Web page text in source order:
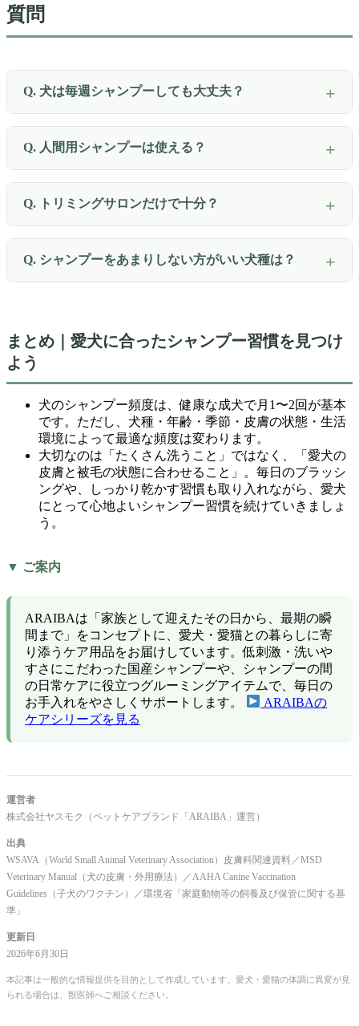
質問
Q. 犬は毎週シャンプーしても大丈夫？
Q. 人間用シャンプーは使える？
Q. トリミングサロンだけで十分？
Q. シャンプーをあまりしない方がいい犬種は？
まとめ｜愛犬に合ったシャンプー習慣を見つけ
よう
犬のシャンプー頻度は、健康な成犬で月1〜2回が基本
です。ただし、犬種・年齢・季節・皮膚の状態・生活
環境によって最適な頻度は変わります。
大切なのは「たくさん洗うこと」ではなく、「愛犬の
皮膚と被毛の状態に合わせること」。毎日のブラッシ
ングや、しっかり乾かす習慣も取り入れながら、愛犬
にとって心地よいシャンプー習慣を続けていきましょ
う。
▼ ご案内
ARAIBAは「家族として迎えたその日から、最期の瞬
間まで」をコンセプトに、愛犬・愛猫との暮らしに寄
り添うケア用品をお届けしています。低刺激・洗いや
すさにこだわった国産シャンプーや、シャンプーの間
の日常ケアに役立つグルーミングアイテムで、毎日の
お手入れをやさしくサポートします。
ARAIBAの
ケアシリーズを見る
運営者
株式会社ヤスモク（ペットケアブランド「ARAIBA」運営）
出典
WSAVA（World Small Animal Veterinary Association）皮膚科関連資料／MSD
Veterinary Manual（犬の皮膚・外用療法）／AAHA Canine Vaccination
Guidelines（子犬のワクチン）／環境省「家庭動物等の飼養及び保管に関する基
準」
更新日
2026年6月30日
本記事は一般的な情報提供を目的として作成しています。愛犬・愛猫の体調に異変が見
られる場合は、獣医師へご相談ください。